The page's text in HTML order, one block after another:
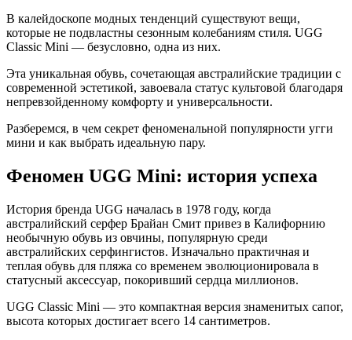
В калейдоскопе модных тенденций существуют вещи,
которые не подвластны сезонным колебаниям стиля. UGG
Classic Mini — безусловно, одна из них.
Эта уникальная обувь, сочетающая австралийские традиции с
современной эстетикой, завоевала статус культовой благодаря
непревзойденному комфорту и универсальности.
Разберемся, в чем секрет феноменальной популярности угги
мини и как выбрать идеальную пару.
Феномен UGG Mini: история успеха
История бренда UGG началась в 1978 году, когда
австралийский серфер Брайан Смит привез в Калифорнию
необычную обувь из овчины, популярную среди
австралийских серфингистов. Изначально практичная и
теплая обувь для пляжа со временем эволюционировала в
статусный аксессуар, покоривший сердца миллионов.
UGG Classic Mini — это компактная версия знаменитых сапог,
высота которых достигает всего 14 сантиметров.